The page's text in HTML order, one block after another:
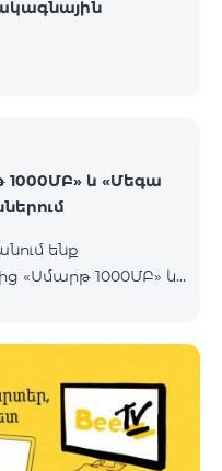
1000ՄԲ» և «Մեգա
ենք
«Սմարթ 1000ՄԲ» և
նախկին 1000ՄԲ-
ժամկետը
14 օրի փոխարեն:
մնալու է